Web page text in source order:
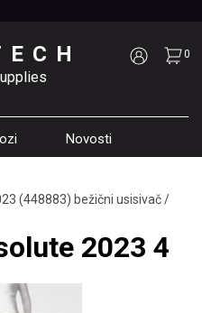
Novosti
0
(448883) bežični usisivač/
2023 4